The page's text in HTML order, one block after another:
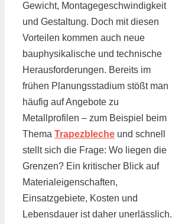
Gewicht, Montagegeschwindigkeit
und Gestaltung. Doch mit diesen
Vorteilen kommen auch neue
bauphysikalische und technische
Herausforderungen. Bereits im
frühen Planungsstadium stößt man
häufig auf Angebote zu
Metallprofilen – zum Beispiel beim
Thema Trapezbleche und schnell
stellt sich die Frage: Wo liegen die
Grenzen? Ein kritischer Blick auf
Materialeigenschaften,
Einsatzgebiete, Kosten und
Lebensdauer ist daher unerlässlich.